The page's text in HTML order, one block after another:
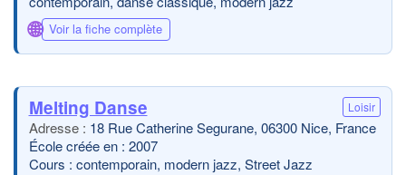
🌐 Voir la fiche complète
Melting Danse Loisir
18 Rue Catherine Segurane, 06300 Nice, France
École créée en : 2007
Cours : contemporain, modern jazz, Street Jazz